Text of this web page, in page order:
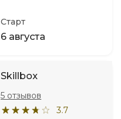
Старт
6 августа
Skillbox
3.7
5 отзывов